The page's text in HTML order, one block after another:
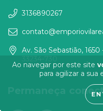
Ao navegar por este site
para agilizar a sua
3136890267
Av. São Sebastião,
Permaneça